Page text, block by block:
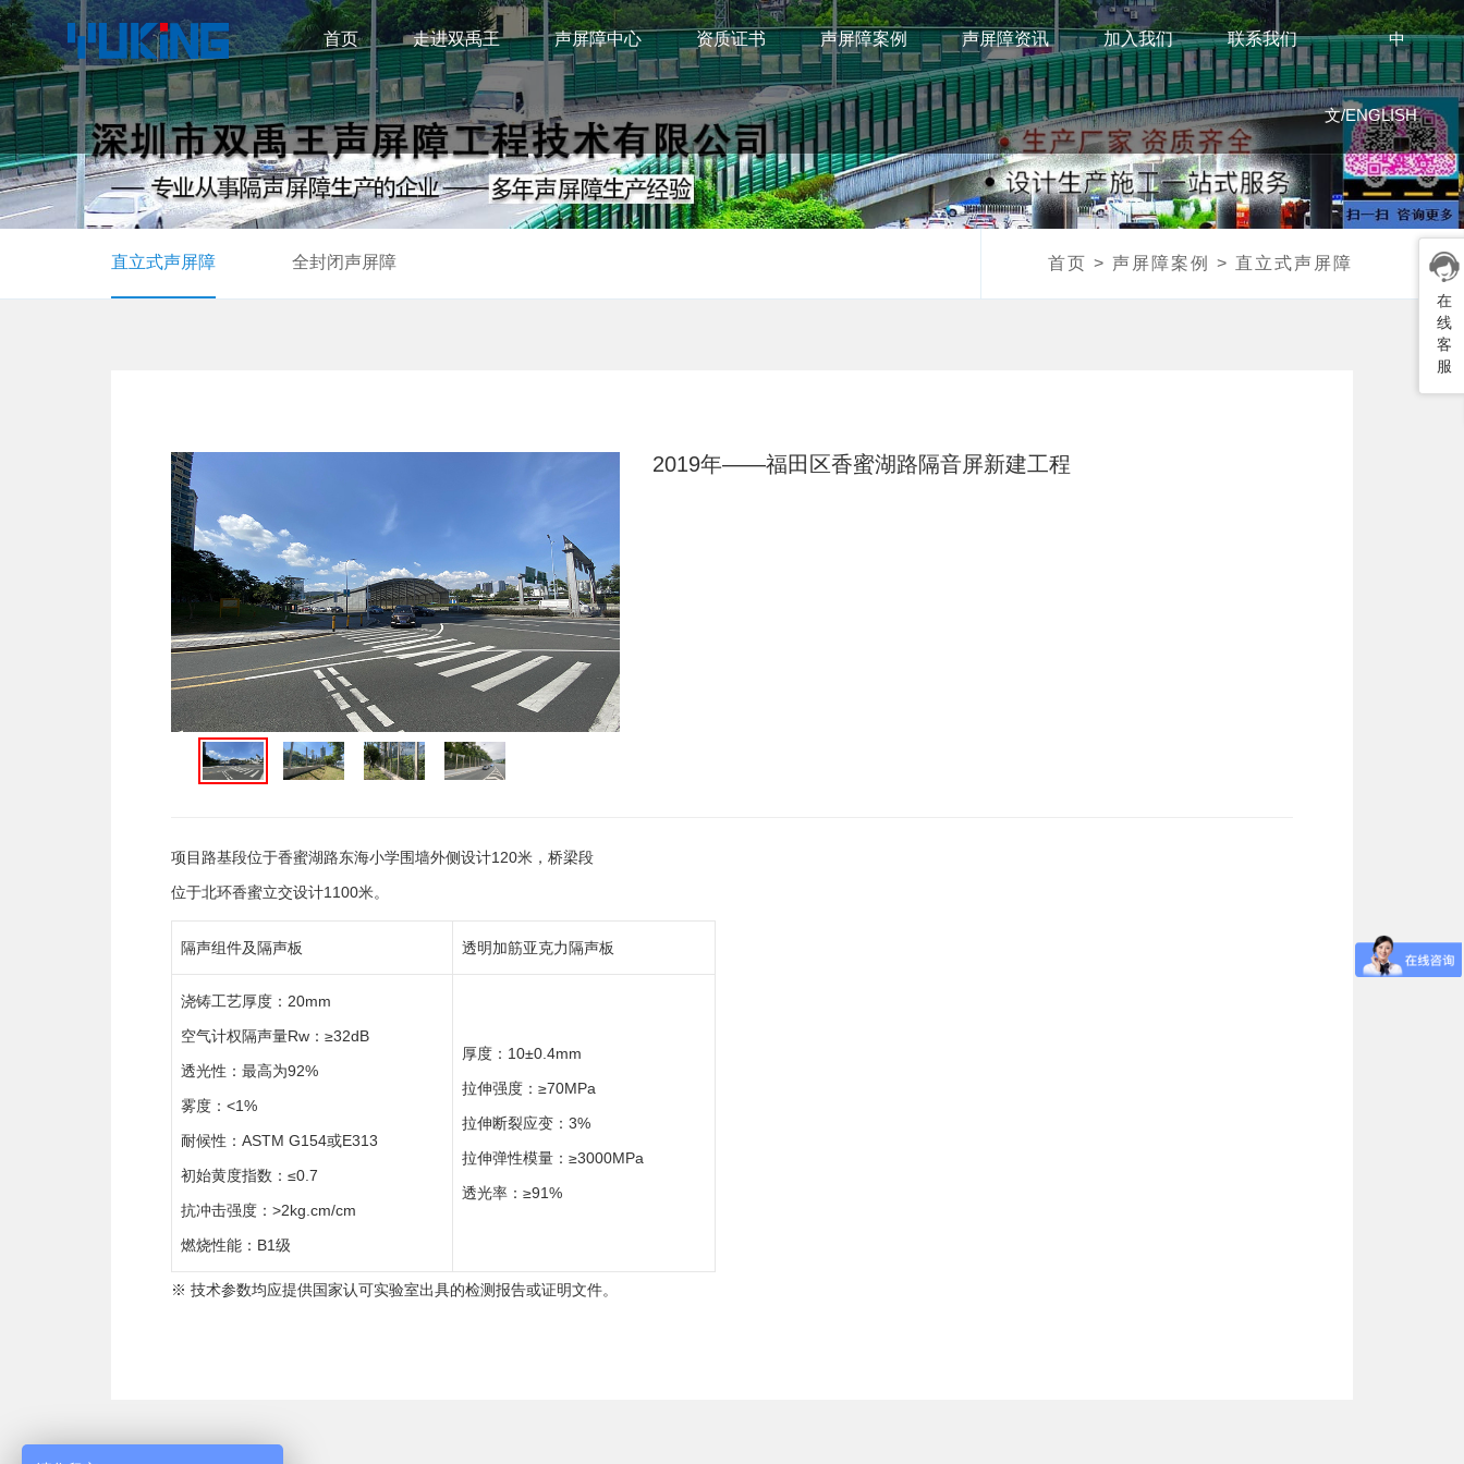
首页 走进双禹王 声屏障中心 资质证书 声屏障案例 声屏障资讯 加入我们 联系我们 中
文/ENGLISH
直立式声屏障 全封闭声屏障 首页 > 声屏障案例 > 直立式声屏障
2019年——福田区香蜜湖路隔音屏新建工程
项目路基段位于香蜜湖路东海小学围墙外侧设计120米，桥梁段
位于北环香蜜立交设计1100米。
隔声组件及隔声板 透明加筋亚克力隔声板
浇铸工艺厚度：20mm
空气计权隔声量Rw：≥32dB
透光性：最高为92%
雾度：<1%
耐候性：ASTM G154或E313
初始黄度指数：≤0.7
抗冲击强度：>2kg.cm/cm
燃烧性能：B1级
厚度：10±0.4mm
拉伸强度：≥70MPa
拉伸断裂应变：3%
拉伸弹性模量：≥3000MPa
透光率：≥91%
※ 技术参数均应提供国家认可实验室出具的检测报告或证明文件。
在
线
客
服